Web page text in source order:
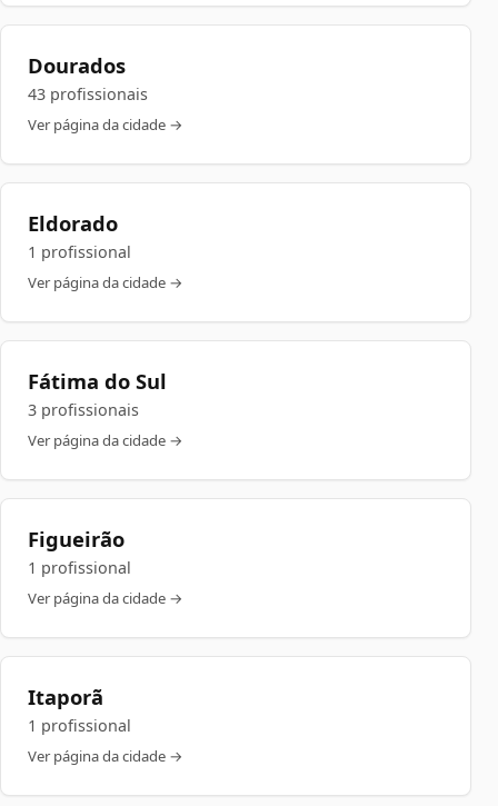
Dourados
43 profissionais
Ver página da cidade →
Eldorado
1 profissional
Ver página da cidade →
Fátima do Sul
3 profissionais
Ver página da cidade →
Figueirão
1 profissional
Ver página da cidade →
Itaporã
1 profissional
Ver página da cidade →